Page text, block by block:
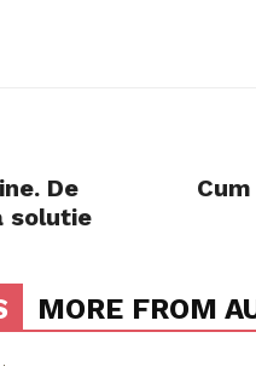
De
solutie
MORE FROM